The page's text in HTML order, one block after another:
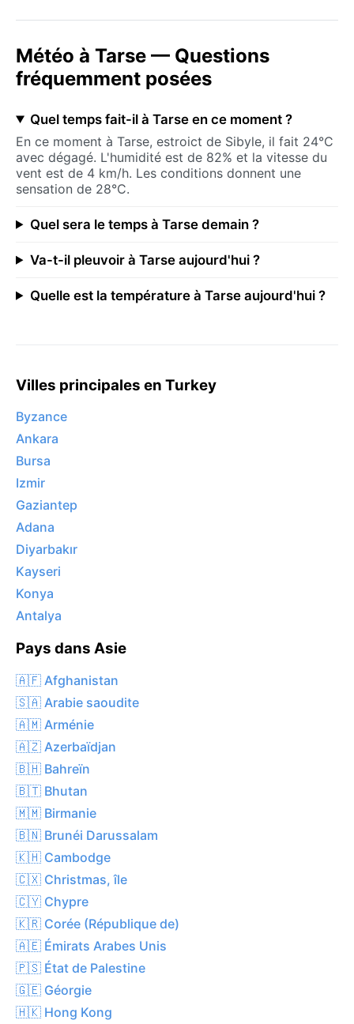
Météo à Tarse — Questions
fréquemment posées
Quel temps fait-il à Tarse en ce moment ?
En ce moment à Tarse, estroict de Sibyle, il fait 24°C
avec dégagé. L'humidité est de 82% et la vitesse du
vent est de 4 km/h. Les conditions donnent une
sensation de 28°C.
Quel sera le temps à Tarse demain ?
Va-t-il pleuvoir à Tarse aujourd'hui ?
Quelle est la température à Tarse aujourd'hui ?
Villes principales en Turkey
Byzance
Ankara
Bursa
Izmir
Gaziantep
Adana
Diyarbakır
Kayseri
Konya
Antalya
Pays dans Asie
🇦🇫 Afghanistan
🇸🇦 Arabie saoudite
🇦🇲 Arménie
🇦🇿 Azerbaïdjan
🇧🇭 Bahreïn
🇧🇹 Bhutan
🇲🇲 Birmanie
🇧🇳 Brunéi Darussalam
🇰🇭 Cambodge
🇨🇽 Christmas, île
🇨🇾 Chypre
🇰🇷 Corée (République de)
🇦🇪 Émirats Arabes Unis
🇵🇸 État de Palestine
🇬🇪 Géorgie
🇭🇰 Hong Kong